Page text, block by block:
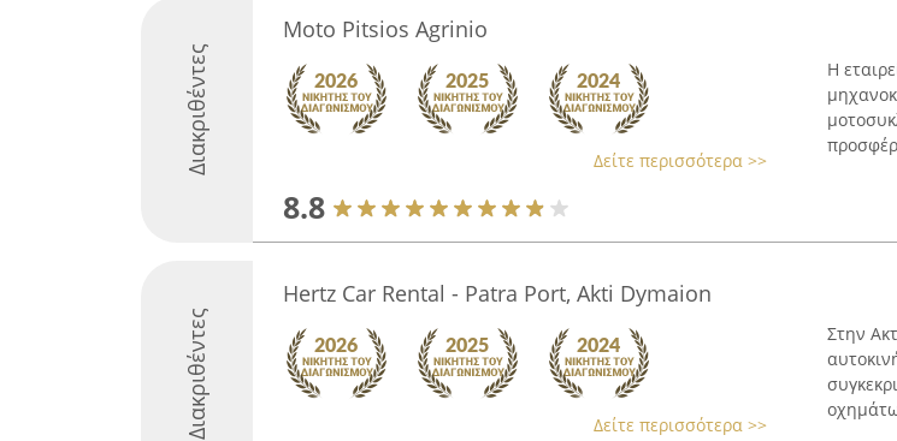
Διακριθέντες
Moto Pitsios Agrinio
Δείτε περισσότερα >>
8.8
Η
Διακριθέντες
Hertz Car Rental - Patra Port, Akti Dymaion
Δείτε περισσότερα >>
Στην